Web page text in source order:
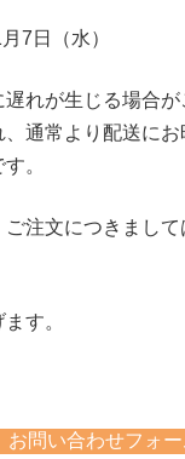
7日（水）
れが生じる場合が
通常より配送にお
。
注文につきまし
す。
お問い合わせフォー